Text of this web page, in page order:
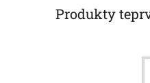
Produkty